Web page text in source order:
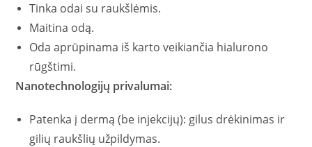
Tinka odai su raukšlėmis.
Maitina odą.
Oda aprūpinama iš karto veikiančia hialurono
rūgštimi.
Nanotechnologijų privalumai:
Patenka į dermą (be injekcijų): gilus drėkinimas ir
gilių raukšlių užpildymas.